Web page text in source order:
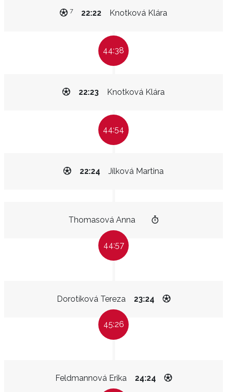
Knotková Klára
22:22
7
44:38
Knotková Klára
22:23
44:54
Jílková Martina
22:24
Thomasová Anna
44:57
Dorotíková Tereza 23:24
45:26
Feldmannová Erika 24:24